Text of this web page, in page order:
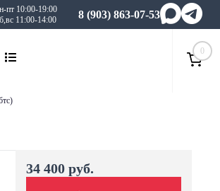
пт 10:00-19:00
11:00-14:00
8 (903) 863-07-53
0
34 400 руб.